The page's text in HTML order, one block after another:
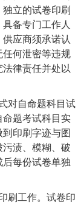
立的试卷印刷
备专门工作人
供应商须承诺认
任何泄密等违规
律责任并处以
对自命题科目试
题考试科目实
印刷字迹与图
渍、模糊、破
后每份试卷单独
刷工作。 试卷印